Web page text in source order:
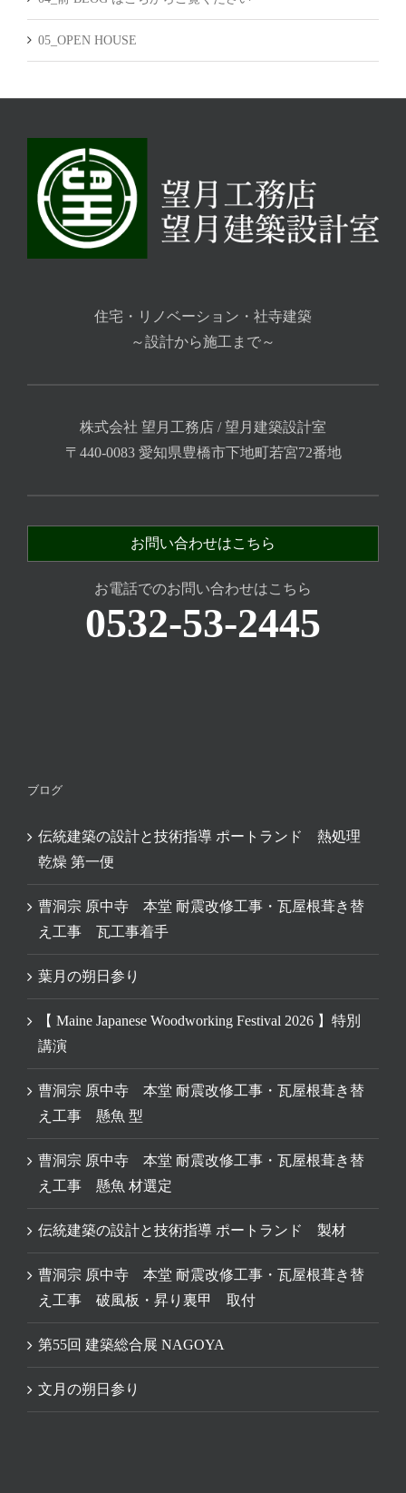
05_OPEN HOUSE
住宅・リノベーション・社寺建築
～設計から施工まで～
株式会社 望月工務店 / 望月建築設計室
〒440-0083 愛知県豊橋市下地町若宮72番地
お問い合わせはこちら
お電話でのお問い合わせはこちら
0532-53-2445
ブログ
伝統建築の設計と技術指導 ポートランド 熱処理
乾燥 第一便
曹洞宗 原中寺 本堂 耐震改修工事・瓦屋根葺き替
え工事 瓦工事着手
葉月の朔日参り
【 Maine Japanese Woodworking Festival 2026 】特別
講演
曹洞宗 原中寺 本堂 耐震改修工事・瓦屋根葺き替
え工事 懸魚 型
曹洞宗 原中寺 本堂 耐震改修工事・瓦屋根葺き替
え工事 懸魚 材選定
伝統建築の設計と技術指導 ポートランド 製材
曹洞宗 原中寺 本堂 耐震改修工事・瓦屋根葺き替
え工事 破風板・昇り裏甲 取付
第55回 建築総合展 NAGOYA
文月の朔日参り